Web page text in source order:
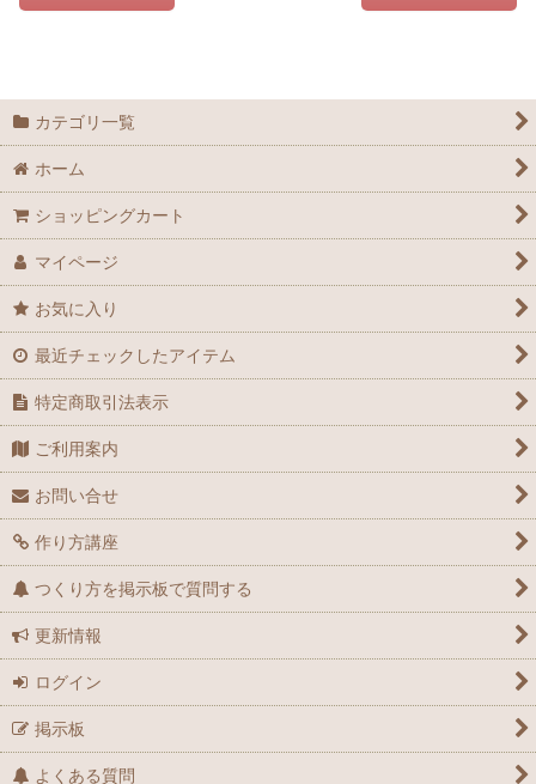
カテゴリ一覧
ホーム
ショッピングカート
マイページ
お気に入り
最近チェックしたアイテム
特定商取引法表示
ご利用案内
お問い合せ
作り方講座
つくり方を掲示板で質問する
更新情報
ログイン
掲示板
よくある質問